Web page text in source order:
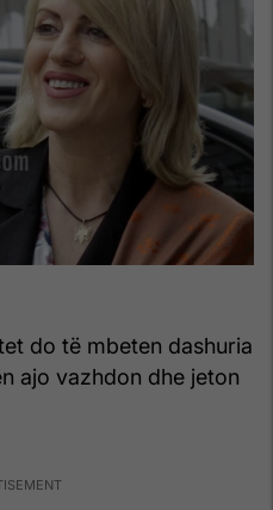
do të mbeten dashuria
ajo vazhdon dhe jeton